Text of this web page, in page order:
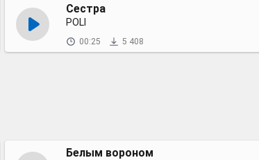
Сестра
POLI
00:25 5 408
Белым вороном